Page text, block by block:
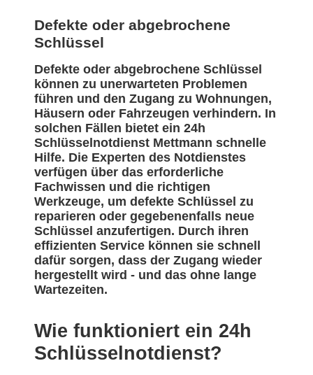
Defekte oder abgebrochene
Schlüssel
Defekte oder abgebrochene Schlüssel
können zu unerwarteten Problemen
führen und den Zugang zu Wohnungen,
Häusern oder Fahrzeugen verhindern. In
solchen Fällen bietet ein 24h
Schlüsselnotdienst Mettmann schnelle
Hilfe. Die Experten des Notdienstes
verfügen über das erforderliche
Fachwissen und die richtigen
Werkzeuge, um defekte Schlüssel zu
reparieren oder gegebenenfalls neue
Schlüssel anzufertigen. Durch ihren
effizienten Service können sie schnell
dafür sorgen, dass der Zugang wieder
hergestellt wird - und das ohne lange
Wartezeiten.
Wie funktioniert ein 24h
Schlüsselnotdienst?